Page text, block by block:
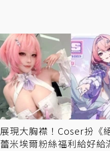
展現大胸襟！Coser扮《
蕾米埃爾粉絲福利給好給